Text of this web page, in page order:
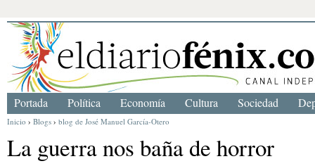
Inicio › Blogs › blog de José Manuel García-Otero
La guerra nos baña de horror
Portada Política Economía Cultura Sociedad